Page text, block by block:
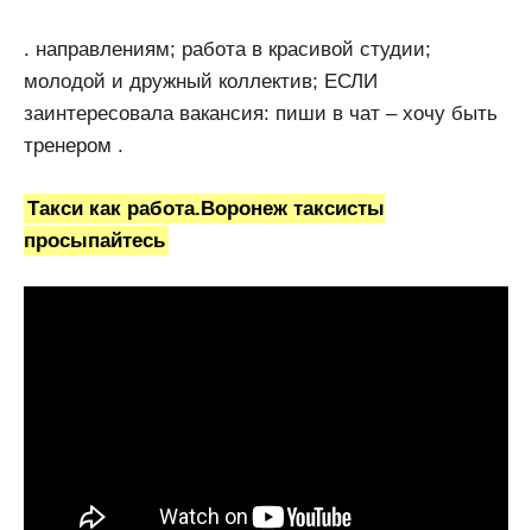
. направлениям; работа в красивой студии;
молодой и дружный коллектив; ЕСЛИ
заинтересовала вакансия: пиши в чат – хочу быть
тренером .
Такси как работа.Воронеж таксисты
просыпайтесь